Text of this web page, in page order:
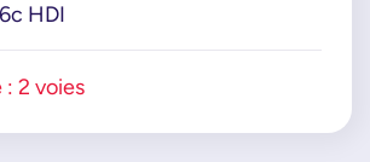
HDI
2 voies